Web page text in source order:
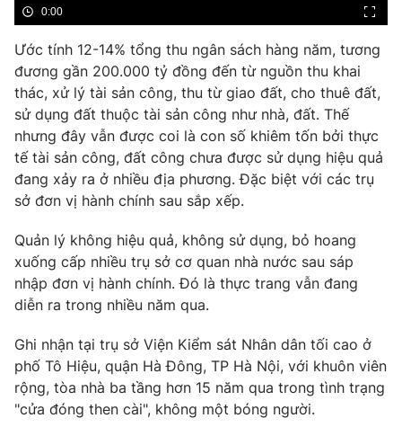
Nhân vật
Khán giả
Giải sao mai
Điện ảnh
Âm nhạc
Sao
Đời sống
Du lịch
Làm đẹp
Chất lượng cuộc sống
Giáo dục
Tuyển sinh
Học trực tuyến
Công nghệ
Hitech Công nghệ tương lai
Sản phẩm
Thị trường
Tư vấn
Giao lưu trực tuyến
Lịch phát sóng
Chuyên mục khác
Emagazine Podcast
Photo Infographic
0:00
Ước tính 12-14% tổng thu ngân sách hàng năm, tương
đương gần 200.000 tỷ đồng đến từ nguồn thu khai
thác, xử lý tài sản công, thu từ giao đất, cho thuê đất,
sử dụng đất thuộc tài sản công như nhà, đất. Thế
nhưng đây vẫn được coi là con số khiêm tốn bởi thực
tế tài sản công, đất công chưa được sử dụng hiệu quả
đang xảy ra ở nhiều địa phương. Đặc biệt với các trụ
sở đơn vị hành chính sau sắp xếp.
Quản lý không hiệu quả, không sử dụng, bỏ hoang
xuống cấp nhiều trụ sở cơ quan nhà nước sau sáp
nhập đơn vị hành chính. Đó là thực trang vẫn đang
diễn ra trong nhiều năm qua.
Ghi nhận tại trụ sở Viện Kiểm sát Nhân dân tối cao ở
phố Tô Hiệu, quận Hà Đông, TP Hà Nội, với khuôn viên
rộng, tòa nhà ba tầng hơn 15 năm qua trong tình trạng
"cửa đóng then cài", không một bóng người.